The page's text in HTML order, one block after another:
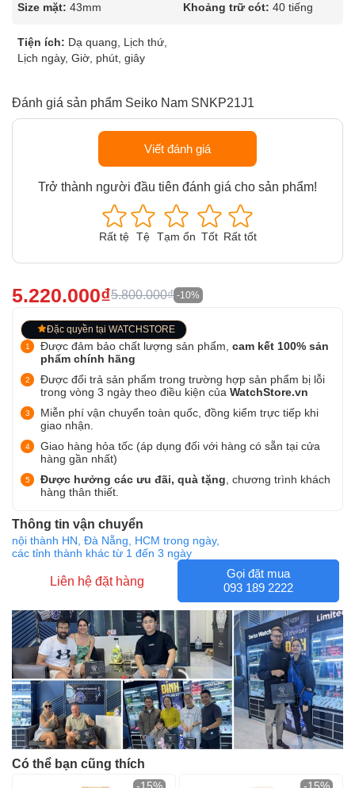
Size mặt: 43mm Khoảng trữ cót: 40 tiếng
Tiện ích: Dạ quang, Lịch thứ,
Lịch ngày, Giờ, phút, giây
Đánh giá sản phẩm Seiko Nam SNKP21J1
Viết đánh giá
Trở thành người đầu tiên đánh giá cho sản phẩm!
Rất tệ Tệ Tạm ổn Tốt Rất tốt
5.220.000₫5.800.000₫ -10%
Đặc quyền tại WATCHSTORE
Được đảm bảo chất lượng sản phẩm, cam kết 100% sản
phẩm chính hãng
Được đổi trả sản phẩm trong trường hợp sản phẩm bị lỗi
trong vòng 3 ngày theo điều kiện của WatchStore.vn
Miễn phí vận chuyển toàn quốc, đồng kiểm trực tiếp khi
giao nhận.
Giao hàng hỏa tốc (áp dụng đối với hàng có sẵn tại cửa
hàng gần nhất)
Được hưởng các ưu đãi, quà tặng , chương trình khách
hàng thân thiết.
Thông tin vận chuyển
nội thành HN, Đà Nẵng, HCM trong ngày,
các tỉnh thành khác từ 1 đến 3 ngày
Liên hệ đặt hàng
Gọi đặt mua
093 189 2222
Có thể bạn cũng thích